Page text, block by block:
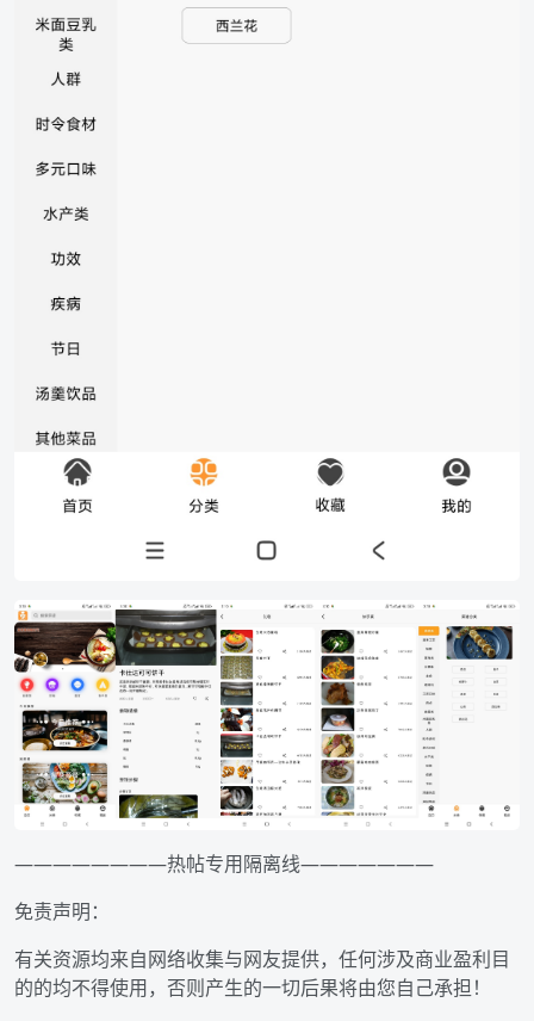
————————热帖专用隔离线———————
免责声明：
有关资源均来自网络收集与网友提供，任何涉及商业盈利目
的的均不得使用，否则产生的一切后果将由您自己承担！